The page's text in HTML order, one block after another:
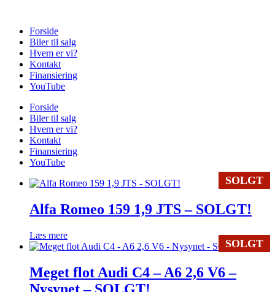
indholdForside
Biler til salg
Hvem er vi?
Kontakt
Finansiering
YouTube
Forside
Biler til salg
Hvem er vi?
Kontakt
Finansiering
YouTube
SOLGT
Alfa Romeo 159 1,9 JTS – SOLGT!
Læs mere
SOLGT
Meget flot Audi C4 – A6 2,6 V6 –
Nysynet – SOLGT!